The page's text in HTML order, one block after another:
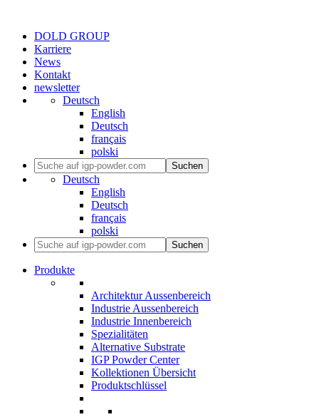
DOLD GROUP
Karriere
News
Kontakt
newsletter
Deutsch
English
Deutsch
français
polski
Suchen
Deutsch
English
Deutsch
français
polski
Suchen
Produkte
Architektur Aussenbereich
Industrie Aussenbereich
Industrie Innenbereich
Spezialitäten
Alternative Substrate
IGP Powder Center
Kollektionen Übersicht
Produktschlüssel